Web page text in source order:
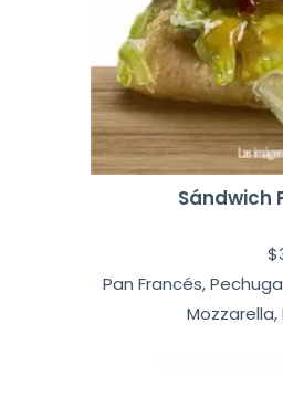
Sándwich
$
Pan Francés,
Mozzarella,